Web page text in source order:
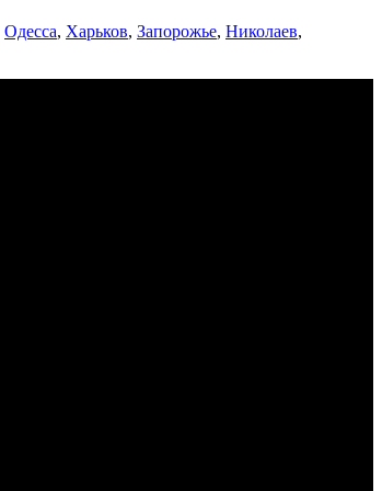
Одесса, Харьков, Запорожье, Николаев,